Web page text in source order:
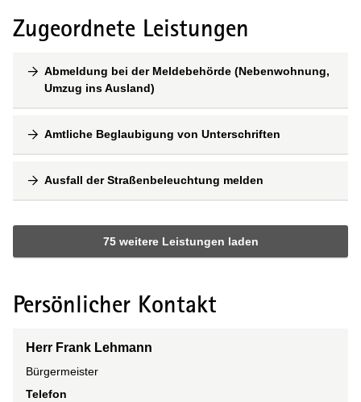
Zugeordnete Leistungen
Abmeldung bei der Meldebehörde (Nebenwohnung,
Umzug ins Ausland)
Amtliche Beglaubigung von Unterschriften
Ausfall der Straßenbeleuchtung melden
75 weitere Leistungen laden
Persönlicher Kontakt
Herr Frank Lehmann
Bürgermeister
Telefon